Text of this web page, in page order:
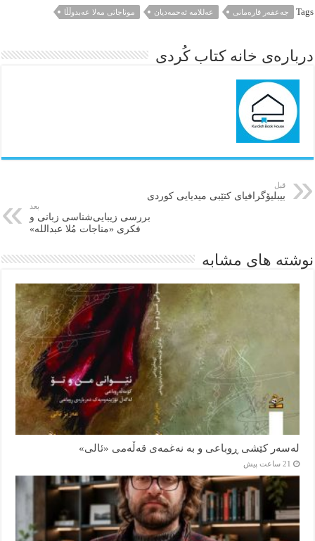
Tags جەعفەر قارەمانی عەللامە ئەحمەدیان موناجاتی مەلا عەبدوڵڵا
درباره‌ی خانه کتاب کُردی
قبل
بیبلیۆگرافیای كتێبی میدیایی كوردی
بعد
بررسی زیبایی‌شناسی زبانی و
فکری «مناجات‌ مُلا عبداللە»
نوشته های مشابه
لەسەر کێشی ڕوباعی و به نەغمەی قەڵەمی «ئالی»
21 ساعت پیش